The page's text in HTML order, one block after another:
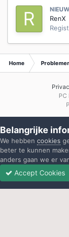
RenX
Home
PC
Belangrijke
We hebben cookies
beter te kunnen
anders gaan we er
Accept Cookies